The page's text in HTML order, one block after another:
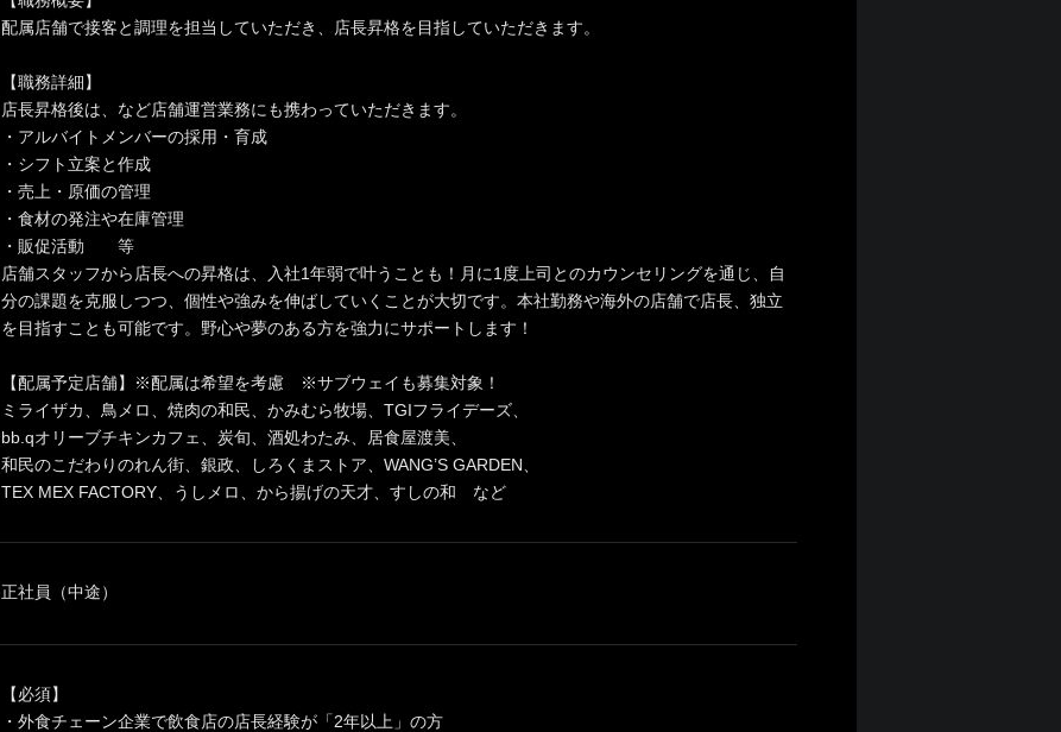
配属店舗で接客と調理を担当していただき、店長昇格を目指していただきます。
【職務詳細】
店長昇格後は、など店舗運営業務にも携わっていただきます。
・アルバイトメンバーの採用・育成
・シフト立案と作成
・売上・原価の管理
・食材の発注や在庫管理
・販促活動 等
店舗スタッフから店長への昇格は、入社1年弱で叶うことも！月に1度上司とのカウンセリングを通じ、自
分の課題を克服しつつ、個性や強みを伸ばしていくことが大切です。本社勤務や海外の店舗で店長、独立
を目指すことも可能です。野心や夢のある方を強力にサポートします！
【配属予定店舗】※配属は希望を考慮 ※サブウェイも募集対象！
ミライザカ、鳥メロ、焼肉の和民、かみむら牧場、TGIフライデーズ、
bb.qオリーブチキンカフェ、炭旬、酒処わたみ、居食屋渡美、
和民のこだわりのれん街、銀政、しろくまストア、WANG’S GARDEN、
TEX MEX FACTORY、うしメロ、から揚げの天才、すしの和 など
正社員（中途）
【必須】
・外食チェーン企業で飲食店の店長経験が「2年以上」の方